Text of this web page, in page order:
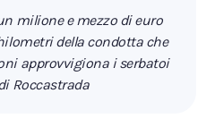
milione e mezzo di euro
della condotta che
approvvigiona i serbatoi
Roccastrada